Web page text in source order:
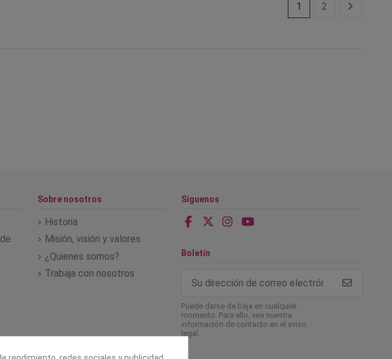
1 2
Sobre nosotros
Historia
Misión, visión y valores
¿Quienes somos?
Trabaja con nosotros
Síguenos
Boletín
Puede darse de baja en cualquier
momento. Para ello, vea nuestra
información de contacto en el aviso
legal.